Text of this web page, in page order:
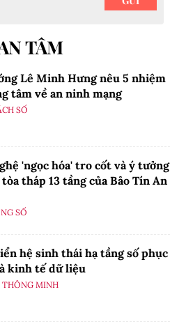
TÂM
Lê Minh Hưng nêu 5 nhiệm
tâm về an ninh mạng
SỐ
'ngọc hóa' tro cốt và ý tưởng
tháp 13 tầng của Bảo Tín An
SỐ
hệ sinh thái hạ tầng số phục
kinh tế dữ liệu
THÔNG MINH